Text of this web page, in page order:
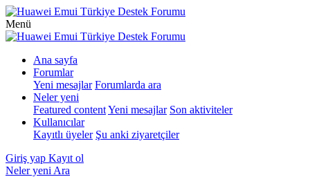
Menü
Ana sayfa
Forumlar
Yeni mesajlar Forumlarda ara
Neler yeni
Featured contentYeni mesajlar Son aktiviteler
Kullanıcılar
Kayıtlı üyeler Şu anki ziyaretçiler
Giriş yap Kayıt ol
Neler yeni Ara